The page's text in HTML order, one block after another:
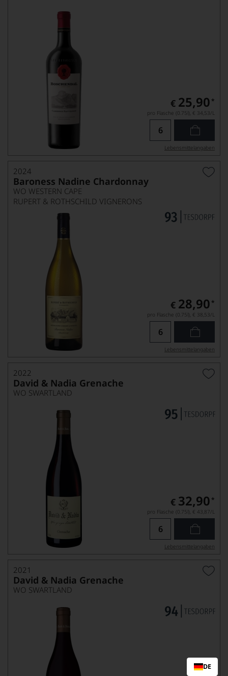
€ 25,90 *
pro Flasche (0.75l), € 34,53/L
Lebensmittel­angaben
2024
Baroness Nadine Chardonnay
WO WESTERN CAPE
RUPERT & ROTHSCHILD VIGNERONS
€ 28,90 *
pro Flasche (0.75l), € 38,53/L
Lebensmittel­angaben
2022
David & Nadia Grenache
WO SWARTLAND
€ 32,90 *
pro Flasche (0.75l), € 43,87/L
Lebensmittel­angaben
2021
David & Nadia Grenache
WO SWARTLAND
DE